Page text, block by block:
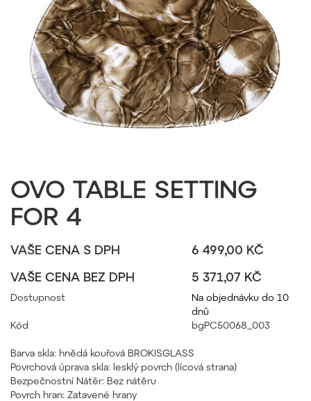
OVO TABLE SETTING
FOR 4
VAŠE CENA S DPH
6 499,00 KČ
VAŠE CENA BEZ DPH
5 371,07 KČ
Dostupnost
Na objednávku do 10
dnů
Kód
bgPC50068_003
Barva skla: hnědá kouřová BROKISGLASS
Povrchová úprava skla: lesklý povrch (lícová strana)
Bezpečnostní Nátěr: Bez nátěru
Povrch hran: Zatavené hrany